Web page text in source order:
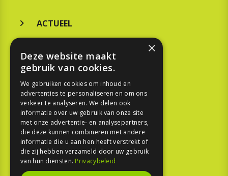
ACTUEEL
KOOPGIDS
TESTEN
SPORT
REPORTAGE
TOUREN
NIEUWSBRIEF
×
Deze website maakt
gebruik van cookies.
We gebruiken cookies om inhoud en
advertenties te personaliseren en om ons
verkeer te analyseren. We delen ook
informatie over uw gebruik van onze site
met onze advertentie- en analysepartners,
die deze kunnen combineren met andere
informatie die u aan hen heeft verstrekt of
die zij hebben verzameld door uw gebruik
van hun diensten. Privacybeleid